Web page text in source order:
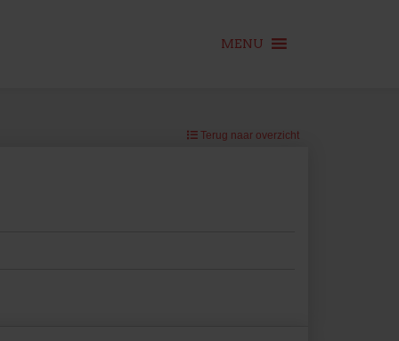
MENU
Terug naar overzicht